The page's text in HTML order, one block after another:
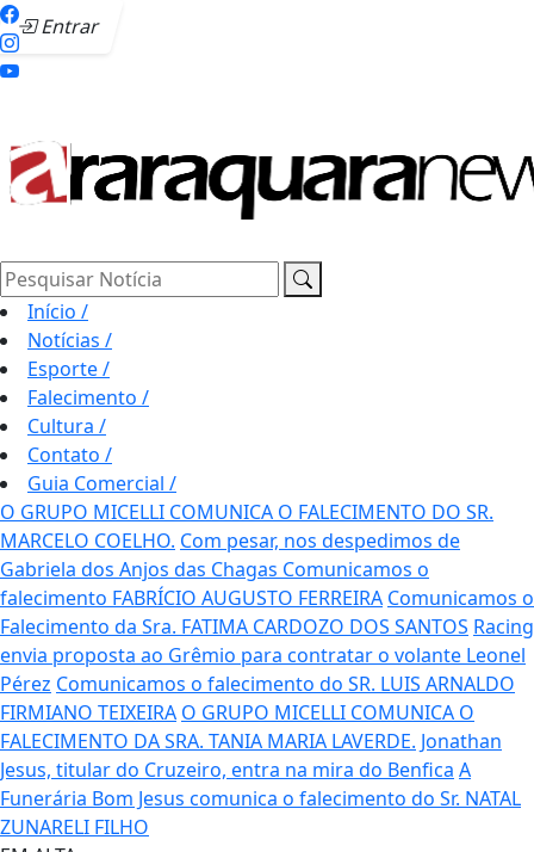
Entrar
Pesquisar Notícia
Início /
Notícias /
Esporte/
Falecimento /
Cultura /
Contato /
Guia Comercial /
O GRUPO MICELLI COMUNICA O FALECIMENTO DO SR.
MARCELO COELHO. Com pesar, nos despedimos de
Gabriela dos Anjos das Chagas Comunicamos o
falecimento FABRÍCIO AUGUSTO FERREIRA Comunicamos o
Falecimento da Sra. FATIMA CARDOZO DOS SANTOS Racing
envia proposta ao Grêmio para contratar o volante Leonel
Pérez Comunicamos o falecimento do SR. LUIS ARNALDO
FIRMIANO TEIXEIRA O GRUPO MICELLI COMUNICA O
FALECIMENTO DA SRA. TANIA MARIA LAVERDE. Jonathan
Jesus, titular do Cruzeiro, entra na mira do Benfica A
Funerária Bom Jesus comunica o falecimento do Sr. NATAL
ZUNARELI FILHO